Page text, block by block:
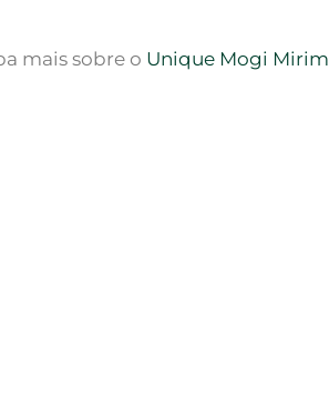
mais sobre o Unique Mogi Mirim